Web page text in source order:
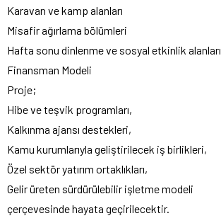
Karavan ve kamp alanları
Misafir ağırlama bölümleri
Hafta sonu dinlenme ve sosyal etkinlik alanları
Finansman Modeli
Proje;
Hibe ve teşvik programları,
Kalkınma ajansı destekleri,
Kamu kurumlarıyla geliştirilecek iş birlikleri,
Özel sektör yatırım ortaklıkları,
Gelir üreten sürdürülebilir işletme modeli
çerçevesinde hayata geçirilecektir.